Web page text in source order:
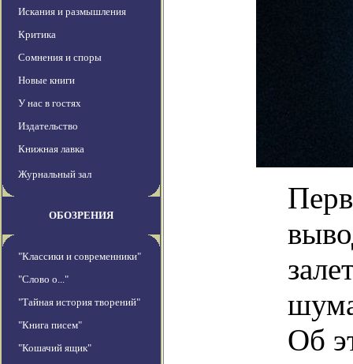
Искания и размышления
Критика
Сомнения и споры
Новые книги
У нас в гостях
Издательство
Книжная лавка
Журнальный зал
ОБОЗРЕНИЯ
"Классики и современники"
"Слово о..."
"Тайная история творений"
"Книга писем"
"Кошачий ящик"
Об